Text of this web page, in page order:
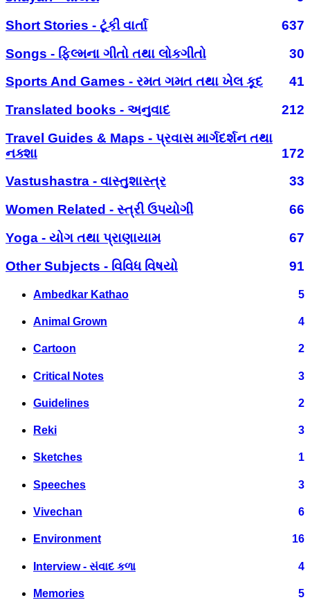
Short Stories - ટૂંકી વાર્તા
637
Songs - ફિલ્મના ગીતો તથા લોકગીતો
30
Sports And Games - રમત ગમત તથા ખેલ કૂદ
41
Translated books - અનુવાદ
212
Travel Guides & Maps - પ્રવાસ માર્ગદર્શન તથા
નક્શા
172
Vastushastra - વાસ્તુશાસ્ત્ર
33
Women Related - સ્ત્રી ઉપયોગી
66
Yoga - યોગ તથા પ્રાણાયામ
67
Other Subjects - વિવિધ વિષયો
91
Ambedkar Kathao 5
Animal Grown 4
Cartoon 2
Critical Notes 3
Guidelines 2
Reki 3
Sketches 1
Speeches 3
Vivechan 6
Environment 16
Interview - સંવાદ કળા 4
Memories 5